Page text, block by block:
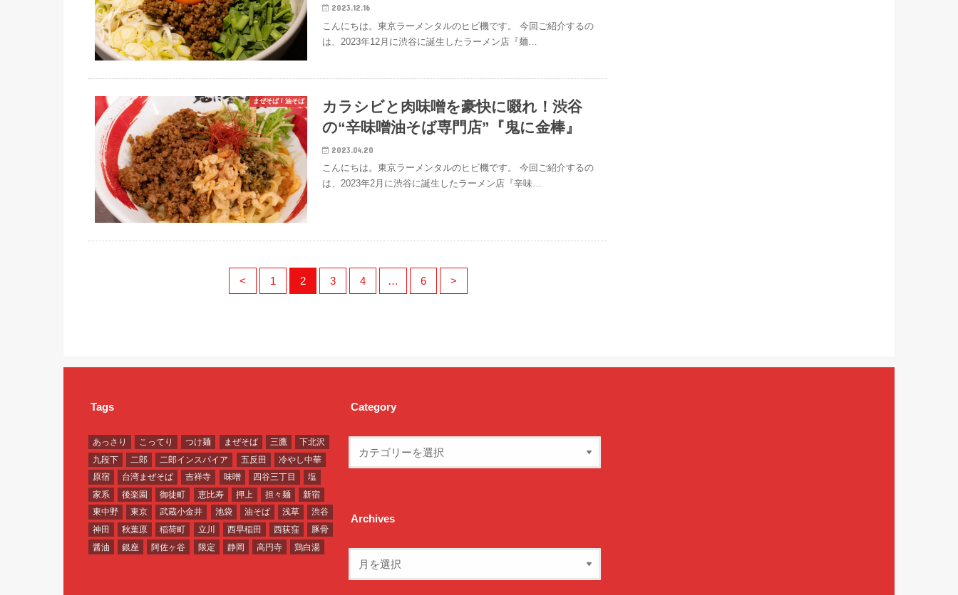
2023.12.16
こんにちは。東京ラーメンタルのヒビ機です。 今回ご紹介するの
は、2023年12月に渋谷に誕生したラーメン店『麺…
まぜそば / 油そば
カラシビと肉味噌を豪快に啜れ！渋谷
の“辛味噌油そば専門店”『鬼に金棒』
2023.04.20
こんにちは。東京ラーメンタルのヒビ機です。 今回ご紹介するの
は、2023年2月に渋谷に誕生したラーメン店『辛味…
< 1 2 3 4 … 6 >
Tags
あっさり こってり つけ麺 まぜそば 三鷹
下北沢
九段下
二郎 二郎インスパイア 五反田
冷やし中華
原宿
台湾まぜそば 吉祥寺 味噌 四谷三丁目
塩
家系
後楽園 御徒町 恵比寿 押上 担々麺
新宿
東中野
東京 武蔵小金井 池袋 油そば 浅草
渋谷
神田
秋葉原 稲荷町 立川 西早稲田 西荻窪
豚骨
醤油
銀座 阿佐ヶ谷 限定 静岡 高円寺 鶏白湯
Category
Archives